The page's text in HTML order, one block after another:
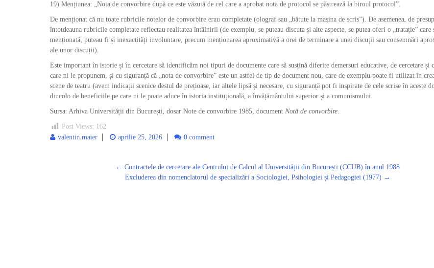
19) Mențiunea: „Nota de convorbire după ce este văzută de cel care a aprobat nota de protocol se păstrează la biroul protocol”.
De menționat că nu toate rubricile notelor de convorbire erau completate (olograf sau „bătute la mașina de scris”). De asemenea, de
întotdeauna rubricile completate reflectau realitatea întâlnirii (de exemplu, se puteau discuta și alte aspecte, se putea oferi o „tratație” care
menționată, puteau fi și inexactități involuntare, precum menționarea aproximativă a orei de terminare a unei discuții sau consemnări
ale unor discuții).
Este important în istorie și în cercetare să identificăm noi tipuri de documente care să susțină diferite demersuri educative, de cercetare și
care ni le propunem, și cu siguranță că „nota de convorbire” este un astfel de tip de document nou, care de exemplu poate fi utilizat în
scene de teatru (avem indicații scenice destul de prețioase, iar altele lipsă și necesare, cu siguranță pot fi inspirate de cele scrise în aceste
dincolo de beneficiile pe care ni le poate aduce în istoria instituțională, a învățământului superior și a comunismului.
Sursa: Arhiva Universității din București, dosar Note de convorbire 1985, document Notă de convorbire.
Post Views: 162
valentin.maier
aprilie 25, 2026 0 comment
← Contractele de cercetare ale Centrului de Calcul al Universității din București (CCUB) în anul 1988
Excluderea din nomenclatorul de specializări a Sociologiei, Psihologiei și Pedagogiei (1977) →